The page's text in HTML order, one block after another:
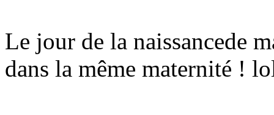
Le jour de la naissancede
dans la même maternité !